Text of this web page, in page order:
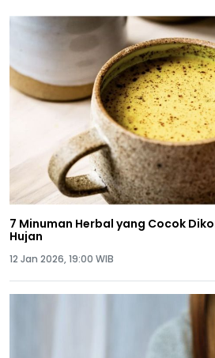
7 Minuman Herbal yang Cocok
Hujan
12 Jan 2026, 19:00 WIB